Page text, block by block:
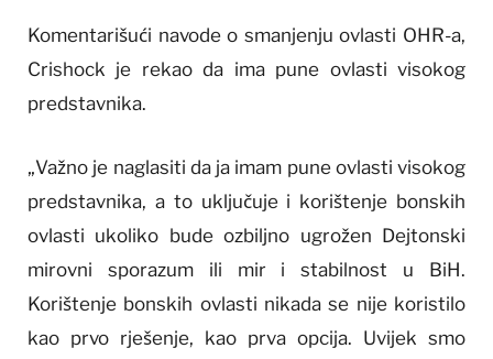
Komentarišući navode o smanjenju ovlasti OHR-a,
Crishock je rekao da ima pune ovlasti visokog
predstavnika.
„Važno je naglasiti da ja imam pune ovlasti visokog
predstavnika, a to uključuje i korištenje bonskih
ovlasti ukoliko bude ozbiljno ugrožen Dejtonski
mirovni sporazum ili mir i stabilnost u BiH.
Korištenje bonskih ovlasti nikada se nije koristilo
kao prvo rješenje, kao prva opcija. Uvijek smo